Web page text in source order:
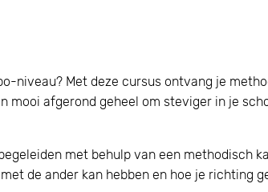
niveau? Met deze cursus ontvang je
afgerond geheel om steviger in je
met behulp van een methodisch
de ander kan hebben en hoe je richting